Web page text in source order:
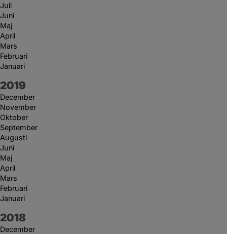
Juli
Juni
Maj
April
Mars
Februari
Januari
År:
2019
December
November
Oktober
September
Augusti
Juni
Maj
April
Mars
Februari
Januari
År:
2018
December